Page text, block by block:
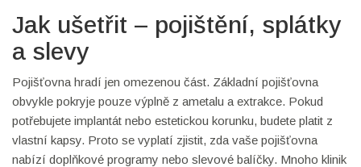
Jak ušetřit – pojištění, splátky
a slevy
Pojišťovna hradí jen omezenou část. Základní pojišťovna
obvykle pokryje pouze výplně z ametalu a extrakce. Pokud
potřebujete implantát nebo estetickou korunku, budete platit z
vlastní kapsy. Proto se vyplatí zjistit, zda vaše pojišťovna
nabízí doplňkové programy nebo slevové balíčky. Mnoho klinik